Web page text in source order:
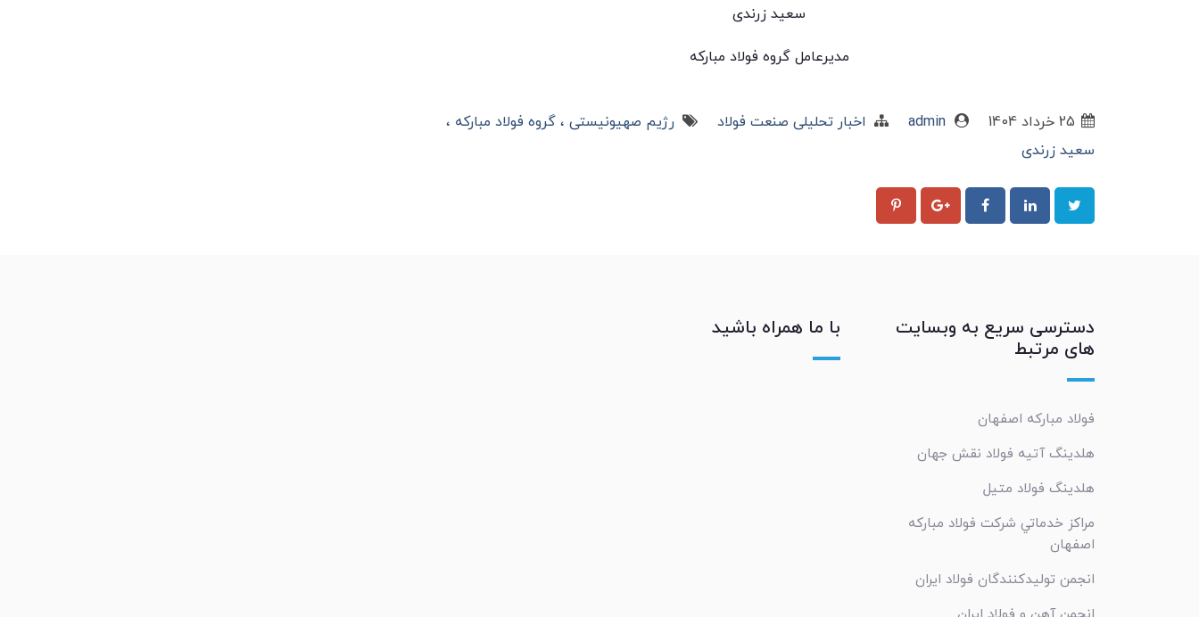
سعید زرندی
مدیرعامل گروه فولاد مبارکه
admin اخبار تحلیلی صنعت فولاد رژیم صهیونیستی
گروه فولاد مبارکه
سعید زرندی
دسترسی سریع به وبسایت
های مرتبط
فولاد مبارکه اصفهان
هلدینگ آتیه فولاد نقش جهان
هلدینگ فولاد متیل
مراکز خدماتي شرکت فولاد مبارکه
اصفهان
انجمن تولیدکنندگان فولاد ایران
با ما همراه باشید